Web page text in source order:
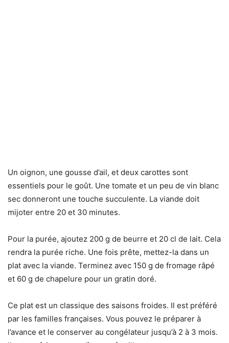
Un oignon, une gousse d’ail, et deux carottes sont
essentiels pour le goût. Une tomate et un peu de vin blanc
sec donneront une touche succulente. La viande doit
mijoter entre 20 et 30 minutes.
Pour la purée, ajoutez 200 g de beurre et 20 cl de lait. Cela
rendra la purée riche. Une fois prête, mettez-la dans un
plat avec la viande. Terminez avec 150 g de fromage râpé
et 60 g de chapelure pour un gratin doré.
Ce plat est un classique des saisons froides. Il est préféré
par les familles françaises. Vous pouvez le préparer à
l’avance et le conserver au congélateur jusqu’à 2 à 3 mois.